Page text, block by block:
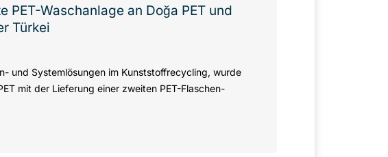
Waschanlage an Doğa PET und
Türkei
und Systemlösungen im Kunststoffrecycling, wurde
mit der Lieferung einer zweiten PET-Flaschen-